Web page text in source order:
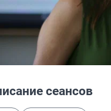
сеансов